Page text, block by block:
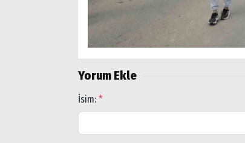
Yorum Ekle
İsim: *